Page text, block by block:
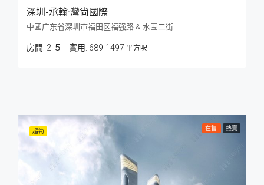
深圳-承翰·灣尙國際
中國广东省深圳市福田区福强路 & 水围二街
房間: 2-５ 689-1497 平方呎
超筍 在售 熱賣